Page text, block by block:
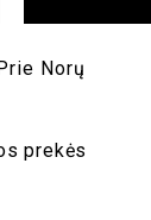
Norų
prekės